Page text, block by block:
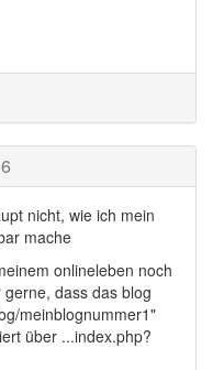
nicht, wie ich mein
mache
onlineleben noch
dass das blog
meinblognummer1"
über ...index.php?